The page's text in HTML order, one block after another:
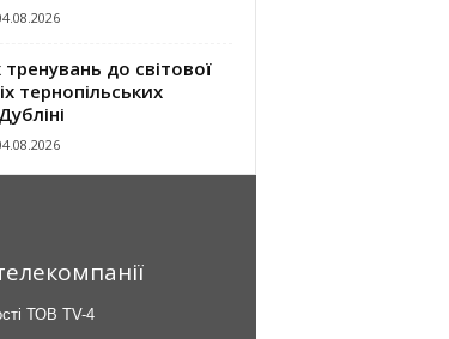
до світової
тернопільських
ТОВ TV-4